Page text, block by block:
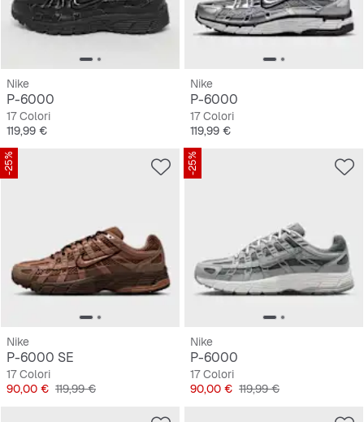
Nike
P-6000
17 Colori
Prezzo
119,99 €
Nike
P-6000
17 Colori
Prezzo
119,99 €
-25%
Nike
P-6000 SE
17 Colori
Prezzo
90,00 € Prezzo originale
119,99 €
-25%
Nike
P-6000
17 Colori
Prezzo
90,00 € Prezzo originale
119,99 €